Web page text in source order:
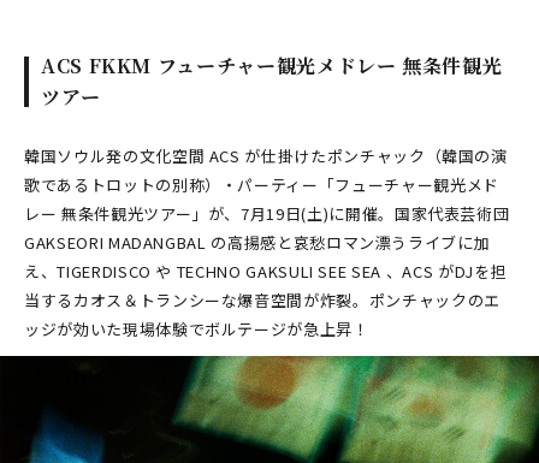
ACS FKKM フューチャー観光メドレー 無条件観光
ツアー
韓国ソウル発の文化空間 ACS が仕掛けたポンチャック（韓国の演
歌であるトロットの別称）・パーティー「フューチャー観光メド
レー 無条件観光ツアー」が、7月19日(土)に開催。国家代表芸術団
GAKSEORI MADANGBAL の高揚感と哀愁ロマン漂うライブに加
え、TIGERDISCO や TECHNO GAKSULI SEE SEA 、ACS がDJを担
当するカオス＆トランシーな爆音空間が炸裂。ポンチャックのエ
ッジが効いた現場体験でボルテージが急上昇！